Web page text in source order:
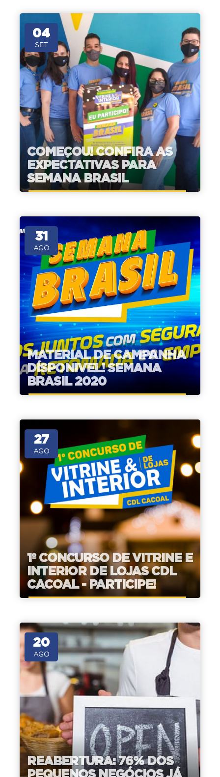
04
SET
COMEÇOU! CONFIRA AS
EXPECTATIVAS PARA
SEMANA BRASIL
31
AGO
MATERIAL DE CAMPANHA
DÍSPONIVEL! SEMANA
BRASIL 2020
27
AGO
1º CONCURSO DE VITRINE E
INTERIOR DE LOJAS CDL
CACOAL - PARTICIPE!
20
AGO
REABERTURA: 76% DOS
PEQUENOS NEGÓCIOS JÁ